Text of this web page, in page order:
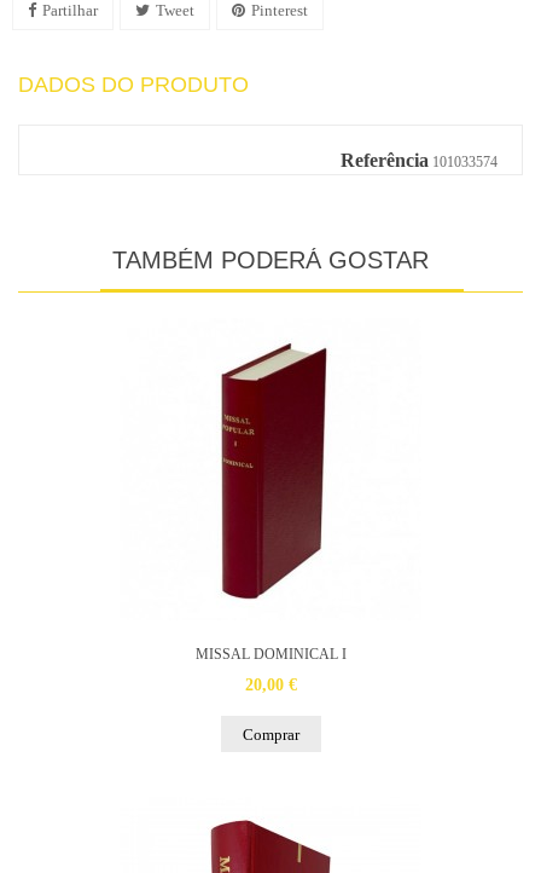
Partilhar Tweet Pinterest
DADOS DO PRODUTO
Referência 101033574
TAMBÉM PODERÁ GOSTAR
MISSAL DOMINICAL I
20,00 €
Comprar